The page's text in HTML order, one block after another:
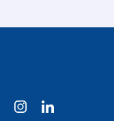
YouTube Instagram